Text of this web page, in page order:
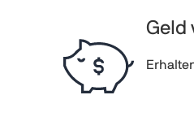
Geld